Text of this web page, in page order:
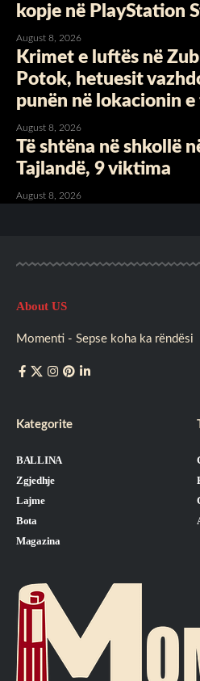
kopje në PlayStation
August 8, 2026
Krimet e luftës në
Potok, hetuesit
punën në lokacionin
August 8, 2026
Të shtëna në shkollë
Tajlandë, 9 viktima
August 8, 2026
About US
Momenti - Sepse koha ka rëndësi
Kategorite
BALLINA
Zgjedhje
Lajme
Bota
Magazina